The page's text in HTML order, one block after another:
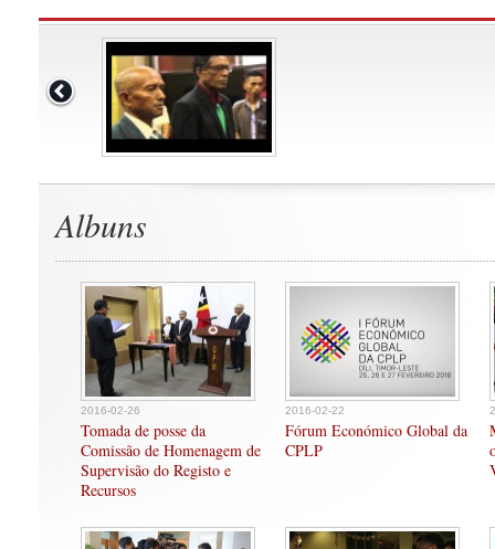
Albuns
2016-02-26
Tomada de posse da
Comissão de Homenagem de
Supervisão do Registo e
Recursos
2016-02-22
Fórum Económico Global da
CPLP